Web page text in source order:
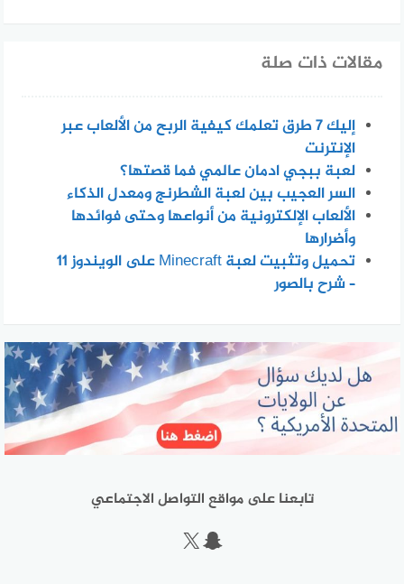
مقالات ذات صلة
إليك 7 طرق تعلمك كيفية الربح من الألعاب عبر
الإنترنت
لعبة ببجي ادمان عالمي فما قصتها؟
السر العجيب بين لعبة الشطرنج ومعدل الذكاء
الألعاب الإلكترونية من أنواعها وحتى فوائدها
وأضرارها
تحميل وتثبيت لعبة Minecraft على الويندوز 11
– شرح بالصور
تابعنا على مواقع التواصل الاجتماعي
سناب شات
إكس